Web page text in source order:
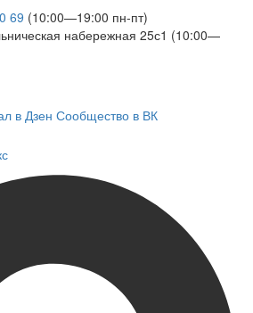
69 (10:00—19:00 пн-пт)
набережная 25с1 (10:00—
в Дзен Сообщество в ВК